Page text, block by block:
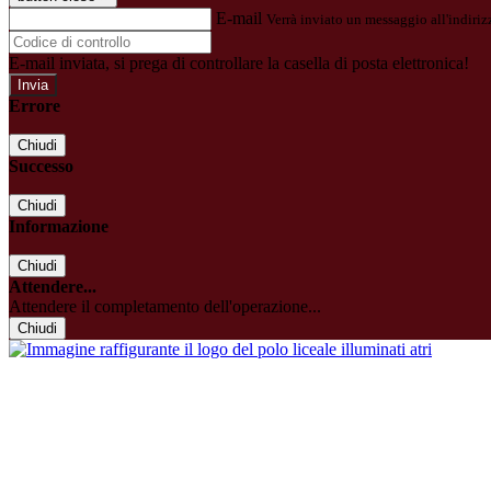
E-mail Verrà inviato un messaggio
E-mail inviata, si prega di controllare la casella di posta elettronica!
Errore
Chiudi
Successo
Chiudi
Informazione
Chiudi
Attendere...
Attendere il completamento dell'operazione...
Chiudi